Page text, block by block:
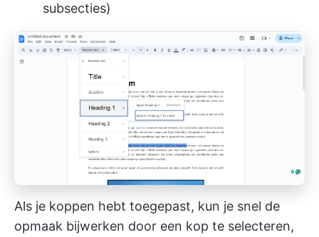
subsecties)
Als je koppen hebt toegepast, kun je snel de
opmaak bijwerken door een kop te selecteren,